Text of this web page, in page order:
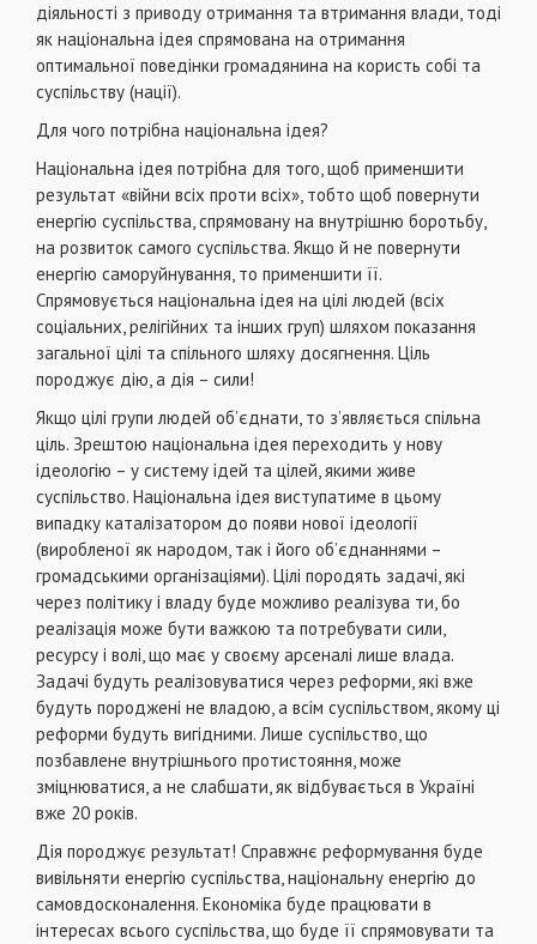
дiяльностi з приводу отримання та втримання влади, тодi
як нацiональна iдея спрямована на отримання
оптимальної поведiнки громадянина на користь собi та
суспiльству (нацiї).
Для чого потрiбна нацiональна iдея?
Нацiональна iдея потрiбна для того, щоб применшити
результат «вiйни всiх проти всiх», тобто щоб повернути
енергiю суспiльства, спрямовану на внутрiшню боротьбу,
на розвиток самого суспiльства. Якщо й не повернути
енергiю саморуйнування, то применшити її.
Спрямовується нацiональна iдея на цiлi людей (всiх
соцiальних, релiгiйних та iнших груп) шляхом показання
загальної цiлi та спiльного шляху досягнення. Цiль
породжує дiю, а дiя – сили!
Якщо цiлi групи людей об’єднати, то з’являється спiльна
цiль. Зрештою нацiональна iдея переходить у нову
iдеологiю – у систему iдей та цiлей, якими живе
суспiльство. Нацiональна iдея виступатиме в цьому
випадку каталiзатором до появи нової iдеологiї
(виробленої як народом, так i його об’єднаннями –
громадськими органiзацiями). Цiлi породять задачi, якi
через полiтику i владу буде можливо реалiзува ти, бо
реалiзацiя може бути важкою та потребувати сили,
ресурсу i волi, що має у своєму арсеналi лише влада.
Задачi будуть реалiзовуватися через реформи, якi вже
будуть породженi не владою, а всiм суспiльством, якому цi
реформи будуть вигiдними. Лише суспiльство, що
позбавлене внутрiшнього протистояння, може
змiцнюватися, а не слабшати, як вiдбувається в Українi
вже 20 рокiв.
Дiя породжує результат! Справжнє реформування буде
вивiльняти енергiю суспiльства, нацiональну енергiю до
самовдосконалення. Економiка буде працювати в
iнтересах всього суспiльства, що буде її спрямовувати та